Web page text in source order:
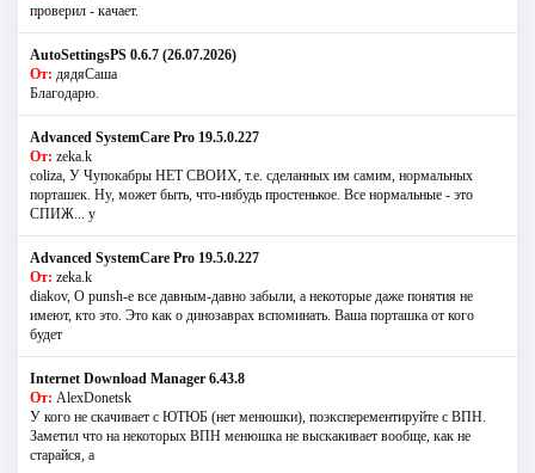
проверил - качает.
AutoSettingsPS 0.6.7 (26.07.2026)
От: дядяСаша
Благодарю.
Advanced SystemCare Pro 19.5.0.227
От: zeka.k
coliza, У Чупокабры НЕТ СВОИХ, т.е. сделанных им самим, нормальных
порташек. Ну, может быть, что-нибудь простенькое. Все нормальные - это
СПИЖ... у
Advanced SystemCare Pro 19.5.0.227
От: zeka.k
diakov, О punsh-е все давным-давно забыли, а некоторые даже понятия не
имеют, кто это. Это как о динозаврах вспоминать. Ваша порташка от кого
будет
Internet Download Manager 6.43.8
От: AlexDonetsk
У кого не скачивает с ЮТЮБ (нет менюшки), поэксперементируйте с ВПН.
Заметил что на некоторых ВПН менюшка не выскакивает вообще, как не
старайся, а